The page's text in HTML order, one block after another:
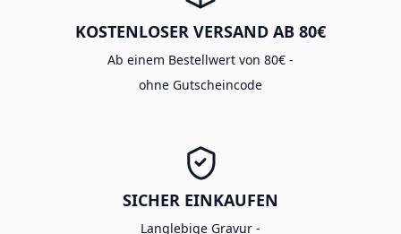
KOSTENLOSER VERSAND AB 80€
Ab einem Bestellwert von 80€ -
ohne Gutscheincode
SICHER EINKAUFEN
Langlebige Gravur -